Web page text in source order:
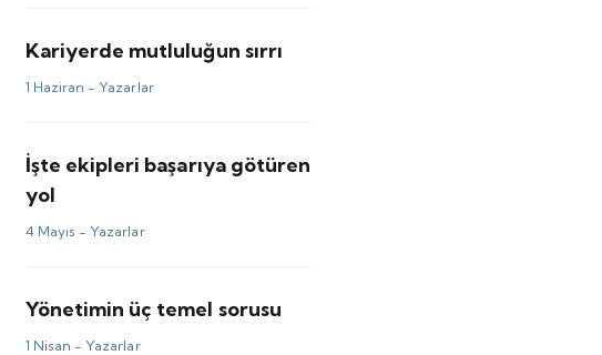
Kariyerde mutluluğun sırrı
1 Haziran - Yazarlar
İşte ekipleri başarıya götüren
yol
4 Mayıs - Yazarlar
Yönetimin üç temel sorusu
1 Nisan - Yazarlar